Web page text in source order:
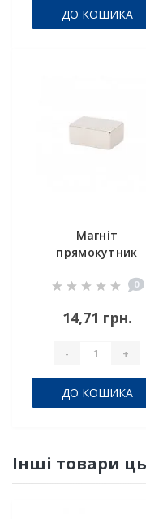
ДО КОШИКА
Магніт
прямокутник
0
14,71 грн.
- +
ДО КОШИКА
Інші товари